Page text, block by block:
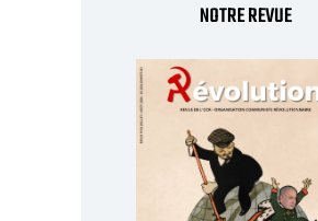
NOTRE REVUE